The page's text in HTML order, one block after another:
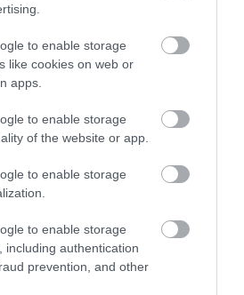
to enable storage
like cookies on web or
apps.
to enable storage
of the website or app.
to enable storage
to enable storage
including authentication
prevention, and other
θαύμα της
από τον καναπέ
σε 3 λεπτά